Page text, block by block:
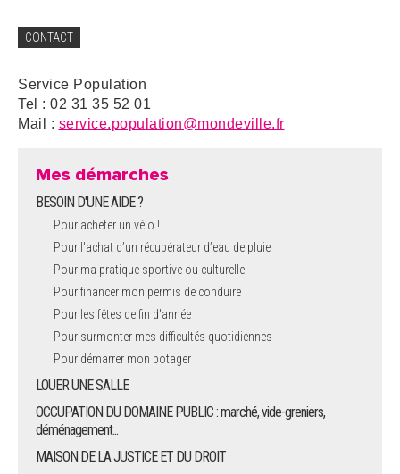
CONTACT
Service Population
Tel : 02 31 35 52 01
Mail : service.population@mondeville.fr
Mes démarches
BESOIN D'UNE AIDE ?
Pour acheter un vélo !
Pour l'achat d’un récupérateur d’eau de pluie
Pour ma pratique sportive ou culturelle
Pour financer mon permis de conduire
Pour les fêtes de fin d'année
Pour surmonter mes difficultés quotidiennes
Pour démarrer mon potager
LOUER UNE SALLE
OCCUPATION DU DOMAINE PUBLIC : marché, vide-greniers,
déménagement...
MAISON DE LA JUSTICE ET DU DROIT